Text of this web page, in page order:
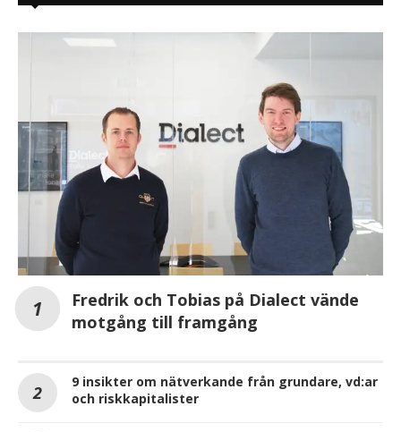
Fredrik och Tobias på Dialect vände
motgång till framgång
9 insikter om nätverkande från grundare, vd:ar
och riskkapitalister